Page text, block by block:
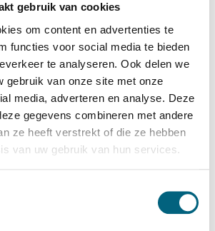
gebruik van cookies
om content en advertenties te
functies voor social media te bieden
te analyseren. Ook delen we
gebruik van onze site met onze
media, adverteren en analyse. Deze
gegevens combineren met andere
ze heeft verstrekt of die ze hebben
van uw gebruik van hun services.
inbraakwerende
D2 / grade DII / CEN D2 conform